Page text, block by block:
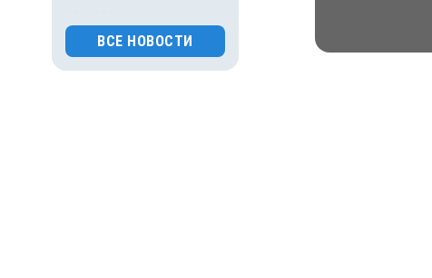
13:15, вчера
Происшествия
Мать пыталась спасти
ВСЕ НОВОСТИ